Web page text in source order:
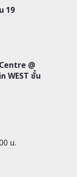
19
@
WEST ชั้น
น.